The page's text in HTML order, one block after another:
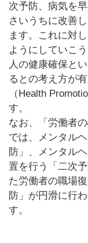
次予防、病気を
さいうちに改善
ます。これに対
ようにしていこ
人の健康確保と
るとの考え方が
（Health
す。
なお、「労働者
では、メンタル
防」、メンタル
置を行う「二次
た労働者の職場
防」が円滑に行
す。